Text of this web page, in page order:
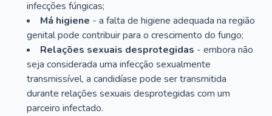
infecções fúngicas;
Má higiene - a falta de higiene adequada na região
genital pode contribuir para o crescimento do fungo;
Relações sexuais desprotegidas - embora não
seja considerada uma infecção sexualmente
transmissível, a candidíase pode ser transmitida
durante relações sexuais desprotegidas com um
parceiro infectado.